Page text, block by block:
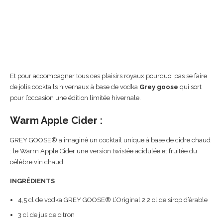
Et pour accompagner tous ces plaisirs royaux pourquoi pas se faire
de jolis cocktails hivernaux à base de vodka Grey goose qui sort
pour l’occasion une édition limitée hivernale.
Warm Apple Cider :
GREY GOOSE® a imaginé un cocktail unique à base de cidre chaud
: le Warm Apple Cider une version twistée acidulée et fruitée du
célèbre vin chaud.
INGRÉDIENTS
4,5 cl de vodka GREY GOOSE® L’Original 2,2 cl de sirop d’érable
3 cl de jus de citron